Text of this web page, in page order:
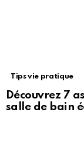
Tips vie pratique
Découvrez 7
salle de bain